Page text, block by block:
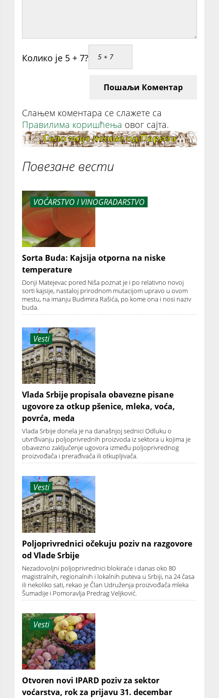
Колико је 5 + 7?
Пошаљи Коментар
Слањем коментара се слажете са
Правилима коришћења овог сајта.
Повезане вести
VOĆARSTVO I VINOGRADARSTVO
Sorta Buda: Kajsija otporna na niske
temperature
Donji Matejevac pored Niša poznat je i po relativno novoj
sorti kajsije, nastaloj prirodnom mutacijom upravo u ovom
mestu, na imanju Budimira Rašića, po kome ona i nosi naziv
buda.
Vesti
Vlada Srbije propisala obavezne pisane
ugovore za otkup pšenice, mleka, voća,
povrća, meda
Vlada Srbije donela je na današnjoj sednici Odluku o
utvrđivanju poljoprivrednih proizvoda iz sektora u kojima je
obavezno zaključenje ugovora između poljoprivrednog
proizvođača i prerađivača ili otkupljivača.
Vesti
Poljoprivrednici očekuju poziv na razgovore
od Vlade Srbije
Nezadovoljni poljoprivrednici blokiraće i danas oko 80
magistralnih, regionalnih i lokalnih puteva u Srbiji, na 24 časa
ili nekoliko sati, rekao je Član Udruženja proizvođača mleka
Šumadije i Pomoravlja Predrag Veljković.
Vesti
Otvoren novi IPARD poziv za sektor
voćarstva, rok za prijavu 31. decembar